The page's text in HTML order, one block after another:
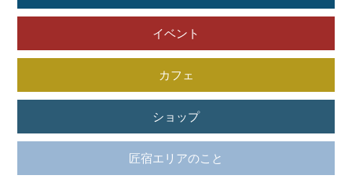
イベント
カフェ
ショップ
匠宿エリアのこと